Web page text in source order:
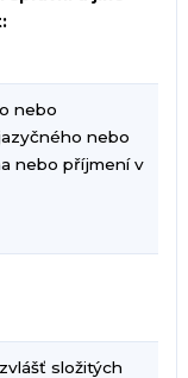
nebo
nebo
nebo příjmení v
složitých